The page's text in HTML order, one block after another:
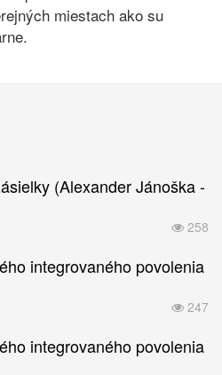
miestach ako su
(Alexander Jánoška -
258
integrovaného povolenia
247
integrovaného povolenia